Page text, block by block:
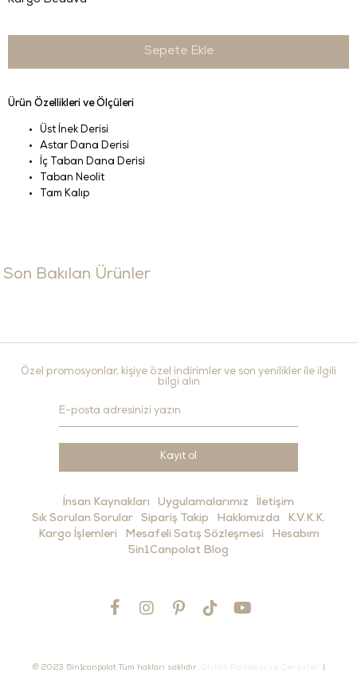
Ürün Özellikleri ve Ölçüleri
Üst İnek Derisi
Astar Dana Derisi
İç Taban Dana Derisi
Taban Neolit
Tam Kalıp
Son Bakılan Ürünler
Özel promosyonlar, kişiye özel indirimler ve son yenilikler ile ilgili
bilgi alın
Kayıt ol
İnsan Kaynakları Uygulamalarımız
İletişim
Sık Sorulan Sorular
Sipariş Takip Hakkımızda
K.V.K.K.
Kargo İşlemleri
Mesafeli Satış Sözleşmesi
Hesabım
5in1Canpolat Blog
© 2023 5in1canpolat Tüm hakları saklıdır Gizlilik Politikası ve Çerezler